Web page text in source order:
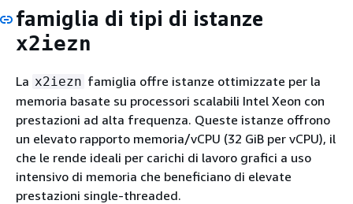
famiglia di tipi di istanze
x2iezn
La x2iezn famiglia offre istanze ottimizzate per la
memoria basate su processori scalabili Intel Xeon con
prestazioni ad alta frequenza. Queste istanze offrono
un elevato rapporto memoria/vCPU (32 GiB per vCPU), il
che le rende ideali per carichi di lavoro grafici a uso
intensivo di memoria che beneficiano di elevate
prestazioni single-threaded.